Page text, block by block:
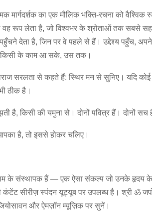
मार्गदर्शक का एक मौलिक भक्ति-रचना को वैश्विक
वह रूप लेता है, जो विश्वभर के श्रोताओं तक सबसे
देता है, जिन पर वे पहले से हैं। उद्देश्य पहुँच,
के काम आ सके, उस तक।
सरलता से कहते हैं: स्थिर मन से सुनिए। यदि
ठीक है।
है, किसी की यमुना से। दोनों पवित्र हैं। दोनों सच
है, तो इससे होकर चलिए।
धाम के संस्थापक हैं — एक ऐसा संकल्प जो उनके
सीरीज़ स्पंदन यूट्यूब पर उपलब्ध है। श्री ॐ
और ऐमज़ॉन म्यूज़िक पर सुनें।